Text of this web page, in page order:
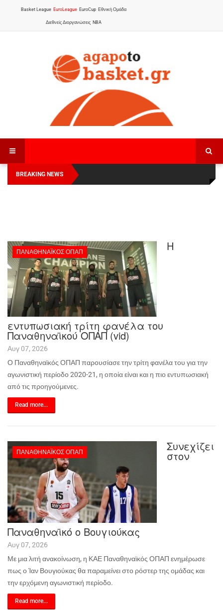
Basket League EuroLeague EuroCup Εθνική Ομάδα
Διεθνείς Διοργανώσεις NBA
BREAKING NEWS
Οι Πάνθηρες Καβάλας στην Women Basketball
League 1
ΠΑΝΑΘΗΝΑΪΚΌΣ ΟΠΑΠ Η
εντυπωσιακή τρίτη φανέλα του
Παναθηναϊκού ΟΠΑΠ (vid)
Αυγ 07, 2026
Ο Παναθηναϊκός ΟΠΑΠ παρουσίασε την τρίτη φανέλα του για την
αγωνιστική περίοδο 2020-21, η οποία είναι και η πιο εντυπωσιακή
από τις προηγούμενες.
Read more...
ΠΑΝΑΘΗΝΑΪΚΌΣ ΟΠΑΠ Συνεχίζει
στον
Παναθηναϊκό ο Βουγιούκας
Αυγ 07, 2026
Με μια λιτή ανακοίνωση, η ΚΑΕ Παναθηναϊκός ΟΠΑΠ ενημέρωσε
πως ο Ίαν Βουγιούκας θα παραμείνει στο ρόστερ της ομάδας και
την ερχόμενη αγωνιστική περίοδο.
Read more...